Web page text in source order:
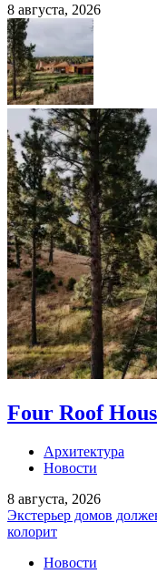
8 августа, 2026
Four Roof
Архитектура
Новости
8 августа, 2026
Экстерьер домов
колорит
Новости